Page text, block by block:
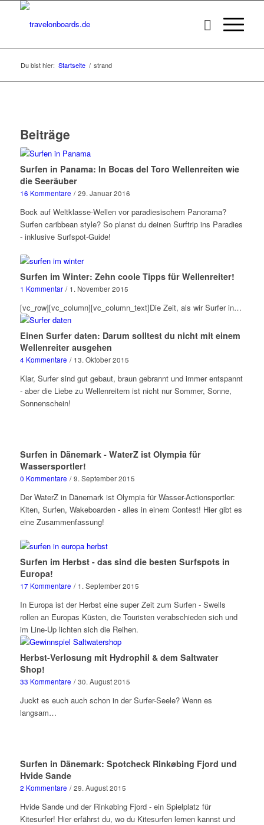
Du bist hier: Startseite / strand
Beiträge
Surfen in Panama: In Bocas del Toro Wellenreiten wie
die Seeräuber
16 Kommentare / 29. Januar 2016
Bock auf Weltklasse-Wellen vor paradiesischem Panorama?
Surfen caribbean style? So planst du deinen Surftrip ins Paradies
- inklusive Surfspot-Guide!
Surfen im Winter: Zehn coole Tipps für Wellenreiter!
1 Kommentar / 1. November 2015
[vc_row][vc_column][vc_column_text]Die Zeit, als wir Surfer in…
Einen Surfer daten: Darum solltest du nicht mit einem
Wellenreiter ausgehen
4 Kommentare / 13. Oktober 2015
Klar, Surfer sind gut gebaut, braun gebrannt und immer entspannt
- aber die Liebe zu Wellenreitern ist nicht nur Sommer, Sonne,
Sonnenschein!
Surfen in Dänemark - WaterZ ist Olympia für
Wassersportler!
0 Kommentare / 9. September 2015
Der WaterZ in Dänemark ist Olympia für Wasser-Actionsportler:
Kiten, Surfen, Wakeboarden - alles in einem Contest! Hier gibt es
eine Zusammenfassung!
Surfen im Herbst - das sind die besten Surfspots in
Europa!
17 Kommentare / 1. September 2015
In Europa ist der Herbst eine super Zeit zum Surfen - Swells
rollen an Europas Küsten, die Touristen verabschieden sich und
im Line-Up lichten sich die Reihen.
Herbst-Verlosung mit Hydrophil & dem Saltwater
Shop!
33 Kommentare / 30. August 2015
Juckt es euch auch schon in der Surfer-Seele? Wenn es
langsam…
Surfen in Dänemark: Spotcheck Rinkøbing Fjord und
Hvide Sande
2 Kommentare / 29. August 2015
Hvide Sande und der Rinkøbing Fjord - ein Spielplatz für
Kitesurfer! Hier erfährst du, wo du Kitesurfen lernen kannst und